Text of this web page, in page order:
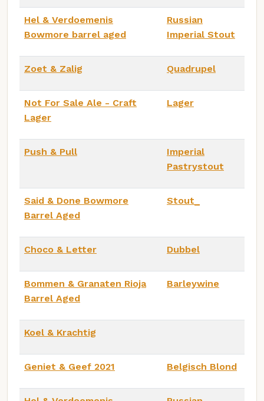
Hel & Verdoemenis
Bowmore barrel aged
Russian
Imperial Stout
Zoet & Zalig Quadrupel
Not For Sale Ale - Craft
Lager
Lager
Push & Pull
Imperial
Pastrystout
Said & Done Bowmore
Barrel Aged
Stout_
Choco & Letter Dubbel
Bommen & Granaten Rioja
Barrel Aged
Barleywine
Koel & Krachtig
Geniet & Geef 2021 Belgisch Blond